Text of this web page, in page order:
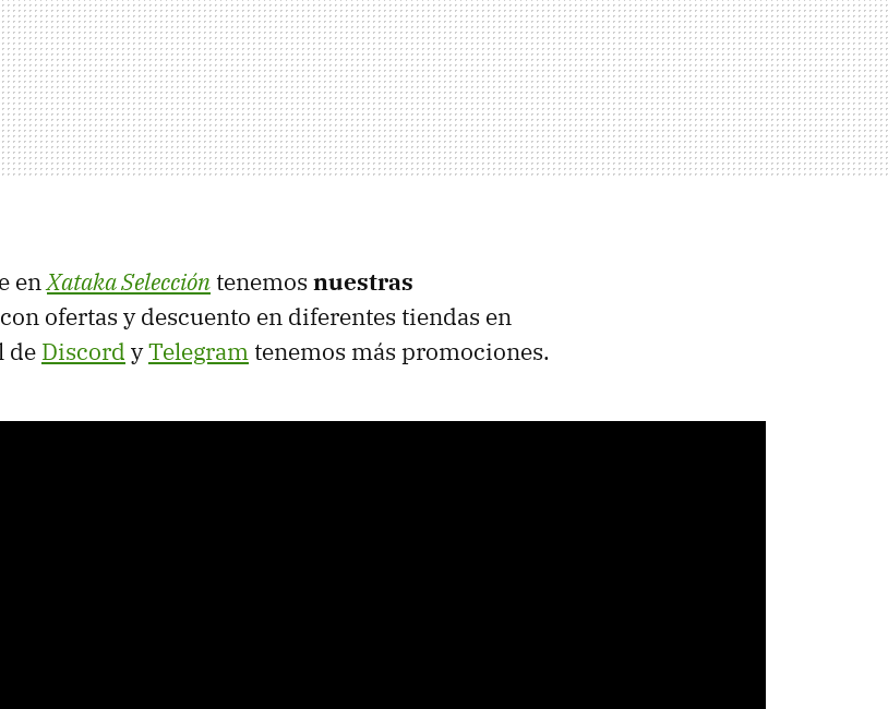
enXataka Selección tenemos nuestras
con ofertas y descuento en diferentes tiendas en
de Discord yTelegram tenemos más promociones.